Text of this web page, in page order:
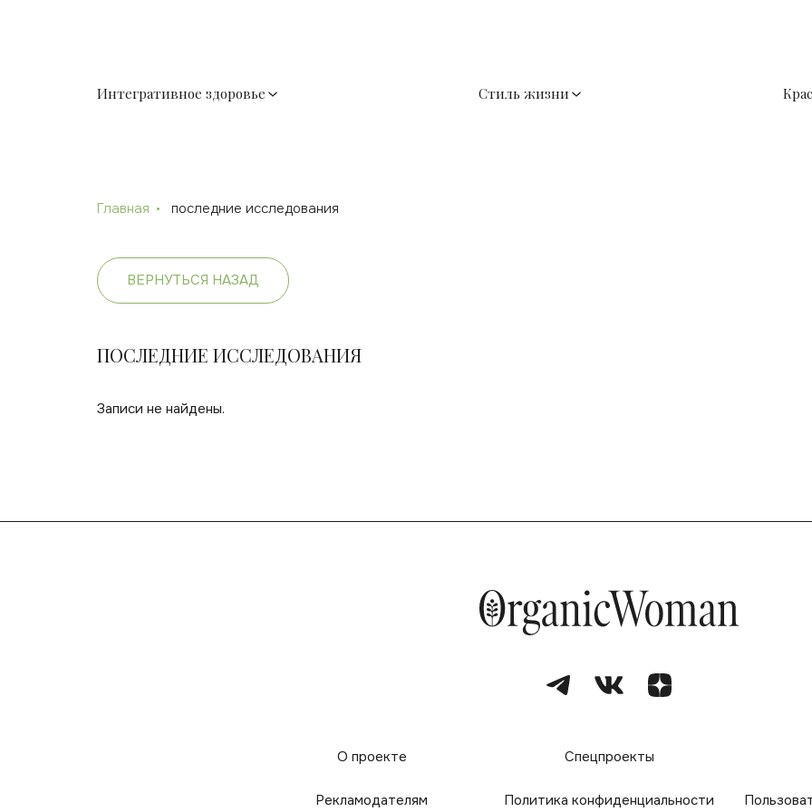
Интегративное здоровье Стиль жизни
Главная последние исследования
ВЕРНУТЬСЯ НАЗАД
ПОСЛЕДНИЕ ИССЛЕДОВАНИЯ
Записи не найдены.
О проекте Спецпроекты
Рекламодателям Политика конфиденциальности